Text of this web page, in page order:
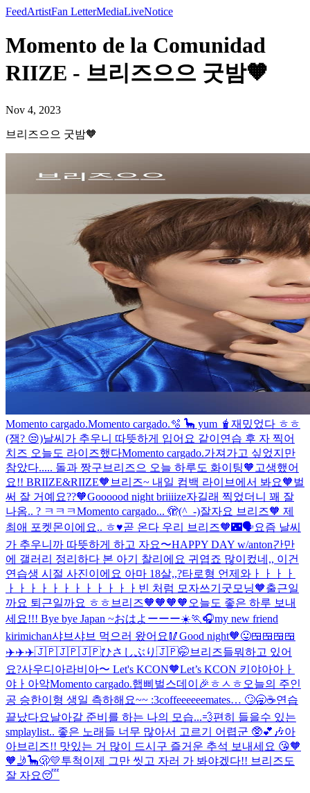
FeedArtistFan LetterMediaLiveNotice
Momento de la Comunidad
RIIZE - 브리즈으으 굿밤🧡
Nov 4, 2023
브리즈으으 굿밤🧡
Momento cargado.Momento cargado.🫧 🦕 yum 🧋 재밌었다 ㅎㅎ
(잼? 😒)날씨가 추우니 따뜻하게 입어요 같이 연습 후 자 찍어
치즈 오늘도 라이즈했다Momento cargado.가져가고 싶었지만
참았다..... 돌과 짱구 브리즈으 오늘 하루도 화이팅🧡 고생했어
요!! BRIIZE&RIIZE🧡 브리즈~ 내일 컴백 라이브에서 봐요🧡벌
써 잘 거예요??🧡Goooood night briiiize자길래 찍었더니 꽤 잘
나옴.. ? ㅋㅋㅋMomento cargado... 🫣(^_-)잘자요 브리즈🧡 제
최애 포켓몬이에요.. ㅎ♥곧 온다 우리 브리즈🧡🌃🗣️요즘 날씨
가 추우니까 따뜻하게 하고 자요〜HAPPY DAY w/anton간만
에 갤러리 정리하다 본 아기 찰리에요 귀엽죠 많이컸네,, 이건
연습생 시절 사진이에요 아마 18살,,?타로형 언제와ㅏㅏㅏㅏ
ㅏㅏㅏㅏㅏㅏㅏㅏㅏㅏㅏㅏ 빈 처럼 모자쓰기 굿모닝🧡출근일
까요 퇴근일까요 ㅎㅎ 브리즈🧡🧡🧡🧡오늘도 좋은 하루 보내
세요!!! Bye bye Japan ~おはよーーー☀️🏃🎧my new friend
kirimichan샤브샤브 먹으러 왔어요🥢Good night🧡😛🍱🍱🍱🍱
✈️✈️✈️🇯🇵🇯🇵🇯🇵ひさしぶり🇯🇵🤭 브리즈들뭐하고 있어
요?사우디아라비아〜 Let's KCON🧡Let’s KCON 키야아아ㅏ
야ㅏ아악Momento cargado.햅삐벌스데이🎉 ㅎㅅㅎ오늘의 주인
공 승한이형 생일 측하해요~~ :3coffeeeeeemates… 🙄🥱☕️연습
끝났다요날아갈 준비를 하는 나의 모습...💨편히 들을수 있는
smplaylist.. 좋은 노래들 너무 많아서 고르기 어렵군 🥸💕🎶아
아브리즈!! 맛있는 거 많이 드시구 즐거운 추석 보내세요 😘🧡
🧡🤳🦕🫢💛투척이제 그만 씻고 자러 가 봐야겠다!! 브리즈도
잘 자요😴